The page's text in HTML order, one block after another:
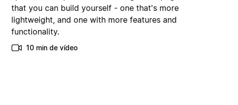
that you can build yourself - one that's more
lightweight, and one with more features and
functionality.
10 min de vídeo